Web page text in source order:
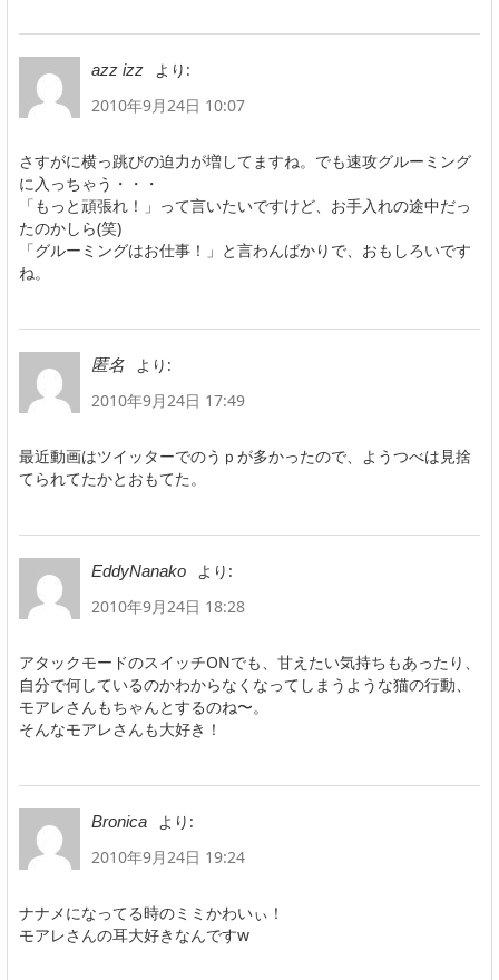
azz izz
より:
2010年9月24日 10:07
さすがに横っ跳びの迫力が増してますね。でも速攻グルーミング
に入っちゃう・・・
「もっと頑張れ！」って言いたいですけど、お手入れの途中だっ
たのかしら(笑)
「グルーミングはお仕事！」と言わんばかりで、おもしろいです
ね。
匿名
より:
2010年9月24日 17:49
最近動画はツイッターでのうｐが多かったので、ようつべは見捨
てられてたかとおもてた。
EddyNanako
より:
2010年9月24日 18:28
アタックモードのスイッチONでも、甘えたい気持ちもあったり、
自分で何しているのかわからなくなってしまうような猫の行動、
モアレさんもちゃんとするのね〜。
そんなモアレさんも大好き！
Bronica
より:
2010年9月24日 19:24
ナナメになってる時のミミかわいぃ！
モアレさんの耳大好きなんですw